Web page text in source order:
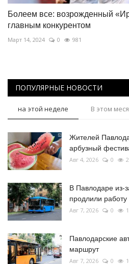
Болеем все: возрожденный
главным конкурентом
Март 14, 2024 0 981
ПОПУЛЯРНЫЕ НОВОСТИ
на этой неделе В этом
Жителей
арбузный
Авг 4, 2026 0
В Павлодаре из-
продлили работу
Авг 7, 2026 0
Павлодарские
маршрут
Авг 7, 2026 0